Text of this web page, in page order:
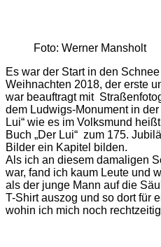
Foto: Werner Mansholt
Es war der Start in den
Weihnachten 2018, der erste
war beauftragt mit
dem Ludwigs-Monument in
Lui“ wie es im Volksmund
Buch „Der Lui“ zum 175.
Bilder ein Kapitel bilden.
Als ich an diesem damaligen
war, fand ich kaum Leute und
als der junge Mann auf die
T-Shirt auszog und so dort für
wohin ich mich noch